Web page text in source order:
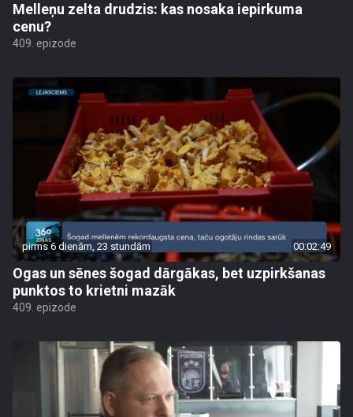
Melleņu zelta drudzis: kas nosaka iepirkuma
cenu?
409. epizode
pirms 6 dienām, 23 stundām 00:02:49
Ogas un sēnes šogad dārgākas, bet uzpirkšanas
punktos to krietni mazāk
409. epizode